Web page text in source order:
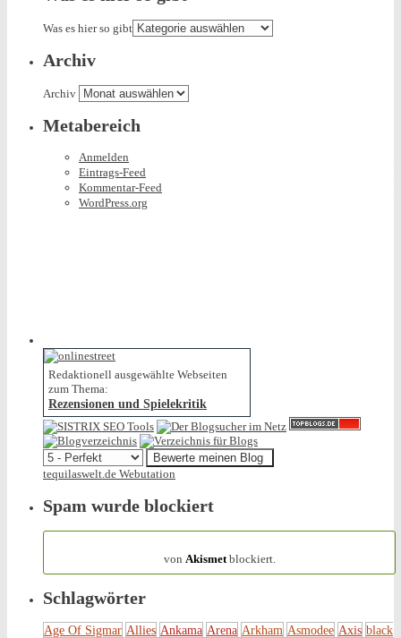
Was es hier so gibt
Archiv
Archiv
Metabereich
Anmelden
Eintrags-Feed
Kommentar-Feed
WordPress.org
Redaktionell ausgewählte Webseiten
zum Thema:
Rezensionen und Spielekritik
tequilaswelt.de Webutation
Spam wurde blockiert
von Akismetblockiert.
Schlagwörter
Age Of Sigmar Allies Ankama Arena Arkham Asmodee Axis black